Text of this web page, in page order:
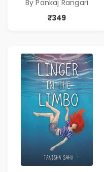
Pankaj Rangari
By Pankaj Rangari
₹349